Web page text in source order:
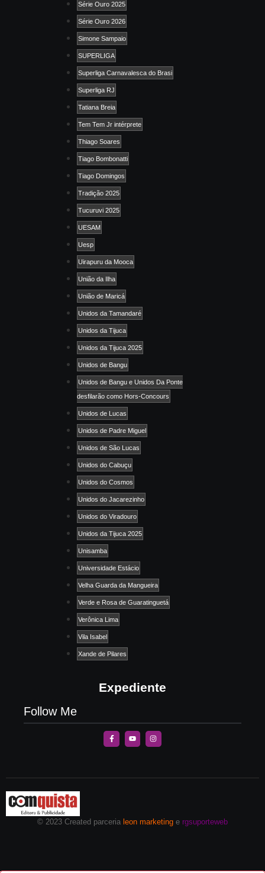
Série Ouro 2025
Série Ouro 2026
Simone Sampaio
SUPERLIGA
Superliga Carnavalesca do Brasi
Superliga RJ
Tatiana Breia
Tem Tem Jr intérprete
Thiago Soares
Tiago Bombonatti
Tiago Domingos
Tradição 2025
Tucuruvi 2025
UESAM
Uesp
Uirapuru da Mooca
União da Ilha
União de Maricá
Unidos da Tamandaré
Unidos da Tijuca
Unidos da Tijuca 2025
Unidos de Bangu
Unidos de Bangu e Unidos Da Ponte
desfilarão como Hors-Concours
Unidos de Lucas
Unidos de Padre Miguel
Unidos de São Lucas
Unidos do Cabuçu
Unidos do Cosmos
Unidos do Jacarezinho
Unidos do Viradouro
Unidos da Tijuca 2025
Unisamba
Universidade Estácio
Velha Guarda da Mangueira
Verde e Rosa de Guaratinguetá
Verônica Lima
Vila Isabel
Xande de Pilares
Expediente
Follow Me
© 2023 Created parceria leon marketing e rgsuporteweb